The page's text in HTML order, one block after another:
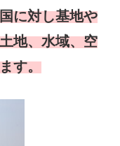
に対し基地や
地、水域、空
す。